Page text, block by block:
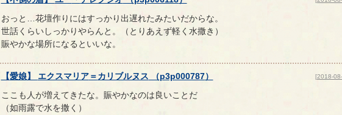
おっと…花壇作りにはすっかり出遅れたみたいだからな。
世話くらいしっかりやらんと。（とりあえず軽く水撒き）
賑やかな場所になるといいな。
【愛娘】 エクスマリア＝カリブルヌス （p3p000787） [2018-
ここも人が増えてきたな。賑やかなのは良いことだ
（如雨露で水を撒く）